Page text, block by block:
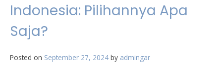
Indonesia: Pilihannya Apa
Saja?
Posted on September 27, 2024 by admingar